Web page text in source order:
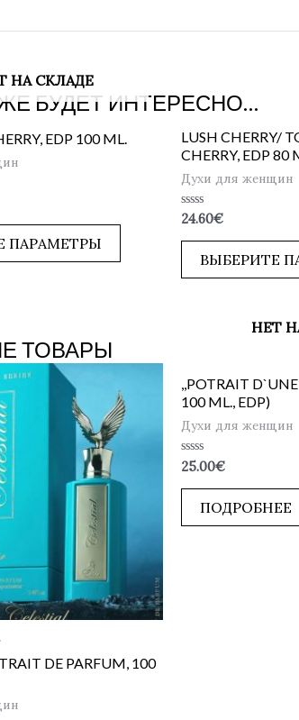
БУДЕТ ИНТЕРЕСНО…
НА СКЛАДЕ
EDP 100 ML.
ПАРАМЕТРЫ
LUSH CHERRY/
CHERRY, EDP 80
Духи для женщин
Оценка
из
24.60€
ВЫБЕРИТЕ
ТОВАРЫ
DE PARFUM, 100
НЕТ
,,POTRAIT
100 ML., EDP)
Духи для женщин
Оценка
0
из
25.00€
ПОДРОБНЕЕ